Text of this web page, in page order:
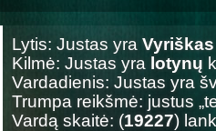
Lytis: Justas yra Vyriškas
Kilmė: Justas yra lotynų
Vardadienis: Justas yra
Trumpa reikšmė: justus
Vardą skaitė: (19227)